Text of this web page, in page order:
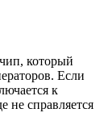
который
Если
к
не справляется